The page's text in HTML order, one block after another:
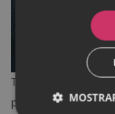
También hay que
proponemos este